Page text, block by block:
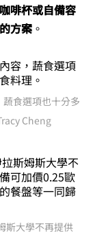
啡杯或自備容
方案 。
食選項也十分多
Cheng
斯大學不再提供